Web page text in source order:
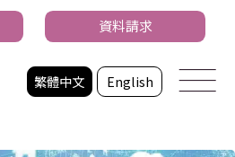
繁體中文 English
資料請求